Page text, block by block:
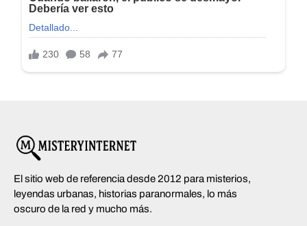
El sitio web de referencia desde 2012 para misterios,
leyendas urbanas, historias paranormales, lo más
oscuro de la red y mucho más.